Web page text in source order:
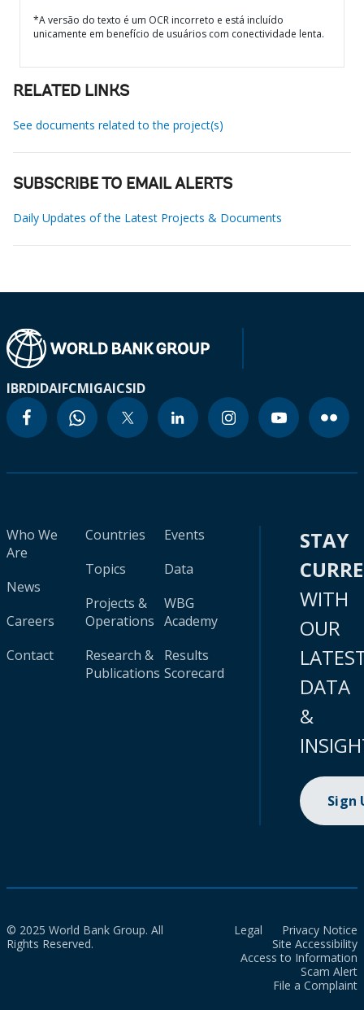
*A versão do texto é um OCR incorreto e está incluído
unicamente em benefício de usuários com conectividade lenta.
RELATED LINKS
See documents related to the project(s)
SUBSCRIBE TO EMAIL ALERTS
Daily Updates of the Latest Projects & Documents
IBRDIDAIFCMIGAICSID
Who We
Are
News
Careers
Contact
Countries
Topics
Projects &
Operations
Research &
Publications
Events
Data
WBG
Academy
Results
Scorecard
STAY
WITH
OUR
DATA
&
Sign
© 2025 World Bank Group. All
Rights Reserved.
Legal
Privacy Notice
Site Accessibility
Access to Information
Scam Alert
File a Complaint